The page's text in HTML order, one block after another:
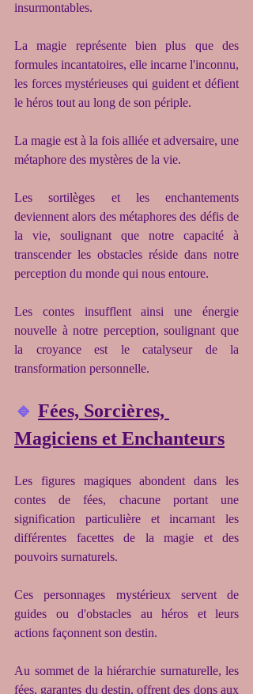
insurmontables.
La magie représente bien plus que des
formules incantatoires, elle incarne l'inconnu,
les forces mystérieuses qui guident et défient
le héros tout au long de son périple.
La magie est à la fois alliée et adversaire, une
métaphore des mystères de la vie.
Les sortilèges et les enchantements
deviennent alors des métaphores des défis de
la vie, soulignant que notre capacité à
transcender les obstacles réside dans notre
perception du monde qui nous entoure.
Les contes insufflent ainsi une énergie
nouvelle à notre perception, soulignant que
la croyance est le catalyseur de la
transformation personnelle.
🔹 Fées, Sorcières,
Magiciens et Enchanteurs
Les figures magiques abondent dans les
contes de fées, chacune portant une
signification particulière et incarnant les
différentes facettes de la magie et des
pouvoirs surnaturels.
Ces personnages mystérieux servent de
guides ou d'obstacles au héros et leurs
actions façonnent son destin.
Au sommet de la hiérarchie surnaturelle, les
fées, garantes du destin, offrent des dons aux